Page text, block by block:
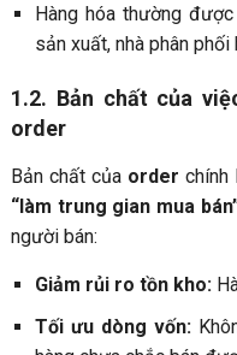
Hàng hóa thường
sản xuất, nhà phân
1.2. Bản chất của
order
Bản chất của order chính
“làm trung gian mua
người bán:
Giảm rủi ro tồn kho:
Tối ưu dòng vốn: